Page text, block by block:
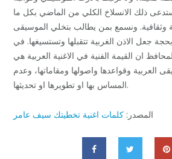
ذلك الانسلاخ الكلي من الماضي بكل ما
وثقافية. ونسمع بمن يطالب بتخلي الموسيقى
جعل الاذن الغربية تتقبلها وتستسيغها. في
ان القيمة الفنية في الاغنية العربية هي
العربية وقواعدها واصولها ومقاماتها، وعدم
المساس بها او تطويرها او تحديثها.
المصدر: كلمات اغنية تخطيتك سيف عامر